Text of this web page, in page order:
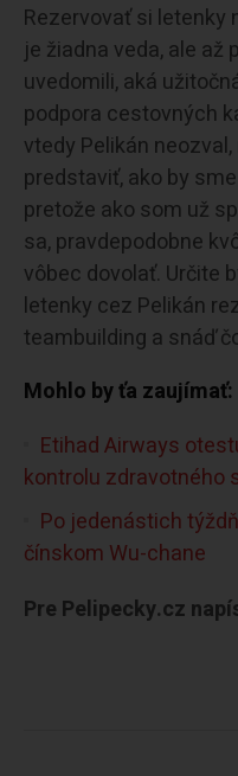
Rezervovať si letenky
je žiadna veda, ale
uvedomili, aká
podpora cestovných
vtedy Pelikán
predstaviť, ako by
pretože ako som už
sa, pravdepodobne
vôbec dovolať. Určite
letenky cez Pelikán
teambuilding a snáď
Mohlo by ťa zaujímať:
Etihad Airways
kontrolu zdravotného
Po jedenástich
čínskom Wu-chane
Pre Pelipecky.cz